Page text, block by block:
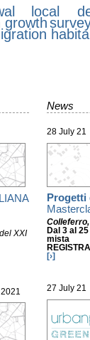
local
growth
XXI
News
28 July 21
Progetti
Dal 3 al
mista
[›]
27 July 21